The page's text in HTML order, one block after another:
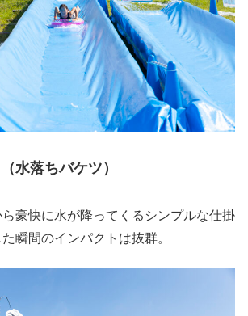
水落ちバケツ）
豪快に水が降ってくるシンプルな仕掛
瞬間のインパクトは抜群。